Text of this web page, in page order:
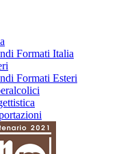
Formati Italia
Formati Esteri